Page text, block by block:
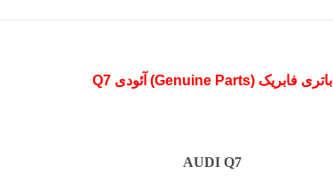
باتری فابریک (Genuine Parts) آئودی Q7
AUDI Q7